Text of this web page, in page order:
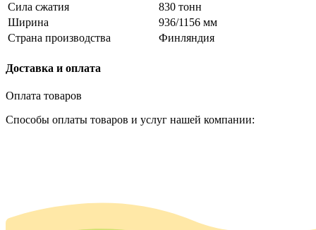
Сила сжатия
830 тонн
Ширина
936/1156 мм
Страна производства
Финляндия
Доставка и оплата
Оплата товаров
Способы оплаты товаров и услуг нашей компании: